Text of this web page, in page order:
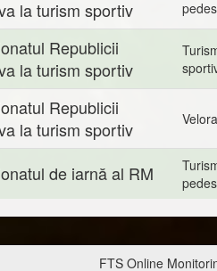
la turism sportiv
Republicii
la turism sportiv
Republicii
la turism sportiv
de iarnă al RM
FTS Online